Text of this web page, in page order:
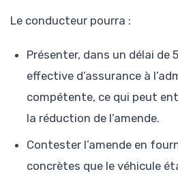
Le conducteur pourra :
Présenter, dans un délai de
effective d’assurance à
compétente, ce qui peut
la réduction de l’amende.
Contester l’amende en
concrètes que le véhicule